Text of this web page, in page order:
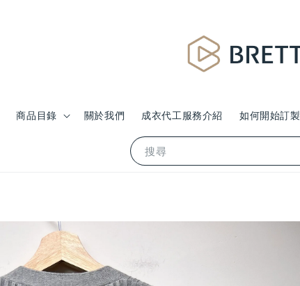
搜尋
商品目錄 關於我們 成衣代工服務介紹 如何開始訂製